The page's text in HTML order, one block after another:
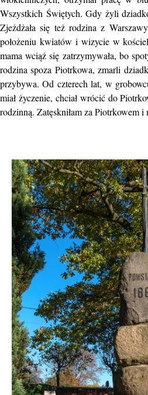
Wszystkich Świętych. Gdy żyli
Zjeżdżała się też rodzina z
położeniu kwiatów i wizycie w
mama wciąż się zatrzymywała, bo
rodzina spoza Piotrkowa, zmarli
przybywa. Od czterech lat, w
miał życzenie, chciał wrócić do
rodzinną. Zatęskniłam za Piotrkowem